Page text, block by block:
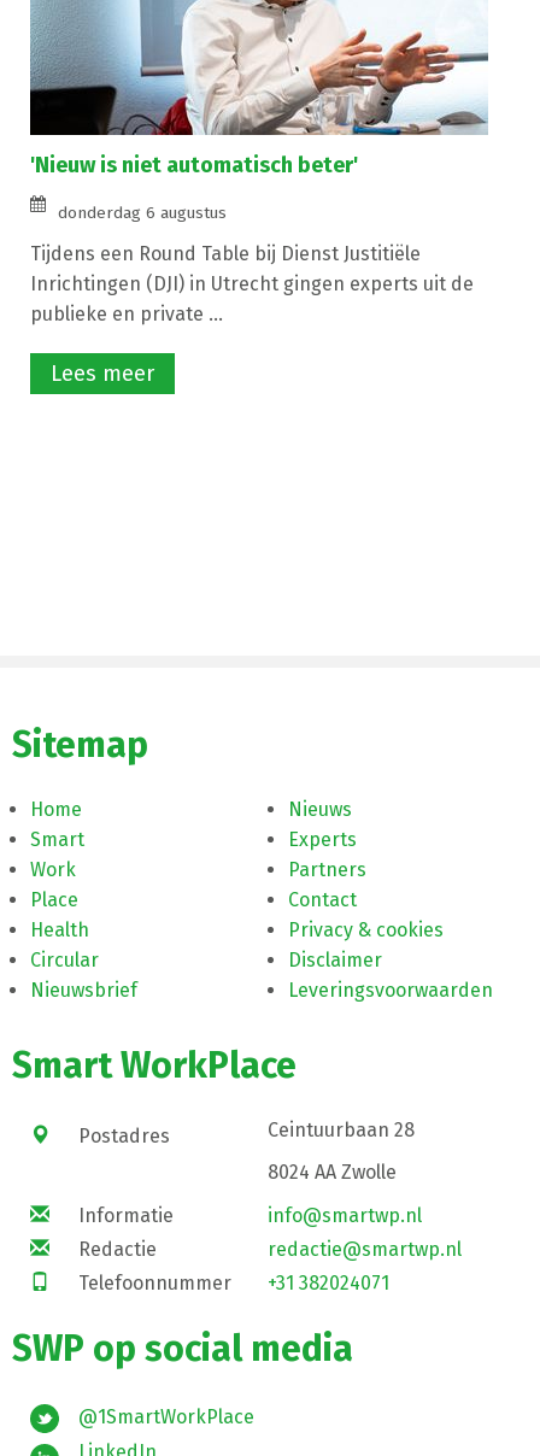
'Nieuw is niet automatisch beter'
donderdag 6 augustus
Tijdens een Round Table bij Dienst Justitiële
Inrichtingen (DJI) in Utrecht gingen experts uit de
publieke en private ...
Lees meer
Sitemap
Home
Smart
Work
Place
Health
Circular
Nieuwsbrief
Nieuws
Experts
Partners
Contact
Privacy & cookies
Disclaimer
Leveringsvoorwaarden
Smart WorkPlace
Postadres
Ceintuurbaan 28
8024 AA Zwolle
Informatie
info@smartwp.nl
Redactie
redactie@smartwp.nl
Telefoonnummer
+31 382024071
SWP op social media
@1SmartWorkPlace